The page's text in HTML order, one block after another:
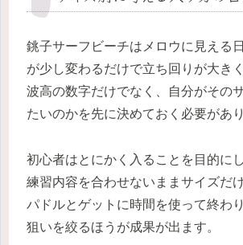
銚子サーフビーチはメロウに見える
が少し変わるだけで立ち回りが大き
波高の数字だけでなく、自分がその
たいのかを先に決めておく必要があり
初心者はとにかく入ることを目的に
練習内容を合わせないままサイズだ
パドルとゲットに時間を使って終わ
狙いを絞るほうが成果が出ます。